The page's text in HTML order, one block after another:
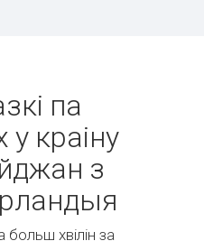
па
у краіну
з
хвілін за